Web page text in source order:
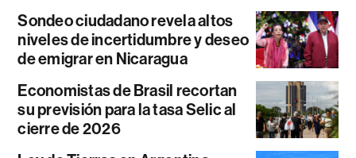
Sondeo ciudadano revela altos
niveles de incertidumbre y deseo
de emigrar en Nicaragua
Economistas de Brasil recortan
su previsión para la tasa Selic al
cierre de 2026